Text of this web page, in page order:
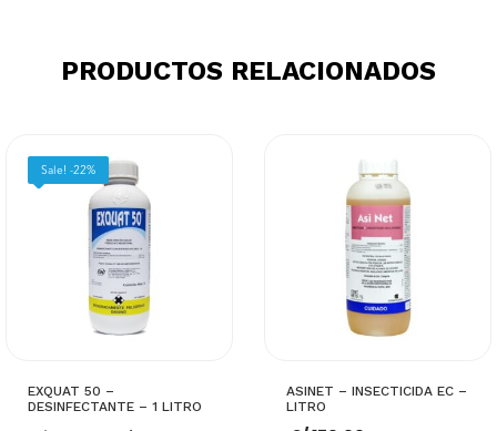
PRODUCTOS RELACIONADOS
Sale! -22%
EXQUAT 50 –
DESINFECTANTE – 1 LITRO
ASINET – INSECTICIDA EC –
LITRO